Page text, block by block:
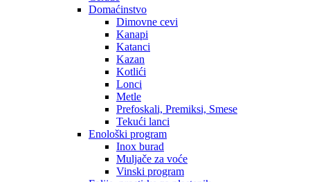
Domaćinstvo
Dimovne cevi
Kanapi
Katanci
Kazan
Kotlići
Lonci
Metle
Prefoskali, Premiksi, Smese
Tekući lanci
Enološki program
Inox burad
Muljače za voće
Vinski program